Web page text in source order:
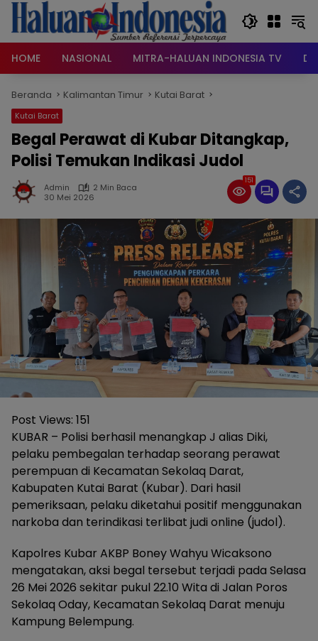
Langsung
konten
HOME
NASIONAL MITRA-HALUAN INDONESIA TV
Beranda Kalimantan Timur Kutai Barat
Kutai Barat
Begal Perawat di Kubar Ditangkap,
Polisi Temukan Indikasi Judol
Admin
2 Min Baca
30 Mei 2026
151
Post Views: 151
KUBAR – Polisi berhasil menangkap J alias Diki,
pelaku pembegalan terhadap seorang perawat
perempuan di Kecamatan Sekolaq Darat,
Kabupaten Kutai Barat (Kubar). Dari hasil
pemeriksaan, pelaku diketahui positif menggunakan
narkoba dan terindikasi terlibat judi online (judol).
Kapolres Kubar AKBP Boney Wahyu Wicaksono
mengatakan, aksi begal tersebut terjadi pada Selasa
26 Mei 2026 sekitar pukul 22.10 Wita di Jalan Poros
Sekolaq Oday, Kecamatan Sekolaq Darat menuju
Kampung Belempung.